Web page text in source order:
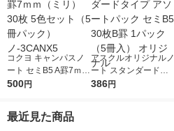
コクヨ キャンパスノ
ート セミB5 A罫7ｍｍ
（ミリ） 30枚 5色セ
500円
アスクルオリジナルノ
ート スタンダードタ
イプ アソートパック
386円
最近見た商品